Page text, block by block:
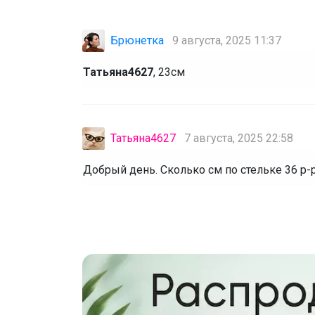
Брюнетка 9 августа, 2025 11:37
Татьяна4627, 23см
Татьяна4627 7 августа, 2025 22:58
Добрый день. Сколько см по стельке 36 р-